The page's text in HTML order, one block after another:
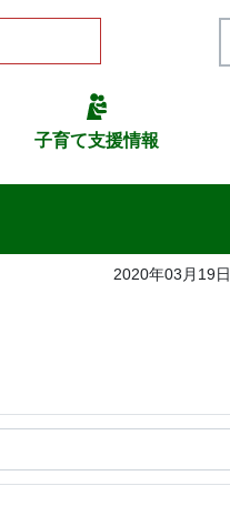
子育て支援情報
2020年03月19日